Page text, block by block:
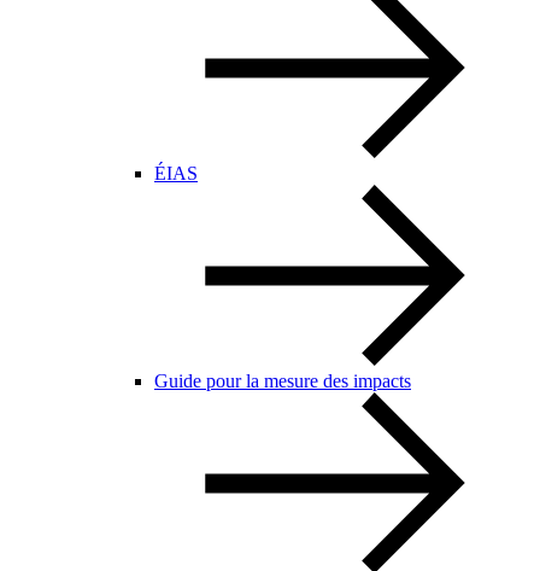
ÉIAS
Guide pour la mesure des impacts